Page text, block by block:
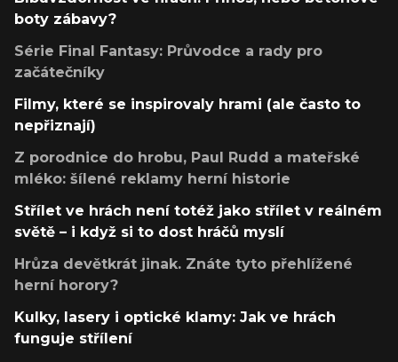
boty zábavy?
Série Final Fantasy: Průvodce a rady pro
začátečníky
Filmy, které se inspirovaly hrami (ale často to
nepřiznají)
Z porodnice do hrobu, Paul Rudd a mateřské
mléko: šílené reklamy herní historie
Střílet ve hrách není totéž jako střílet v reálném
světě – i když si to dost hráčů myslí
Hrůza devětkrát jinak. Znáte tyto přehlížené
herní horory?
Kulky, lasery i optické klamy: Jak ve hrách
funguje střílení